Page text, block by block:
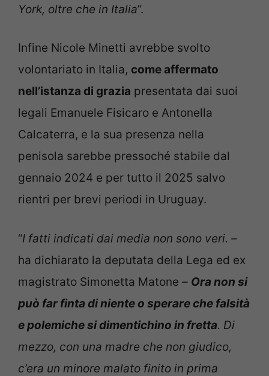
York, oltre che in Italia”.
Infine Nicole Minetti avrebbe svolto
volontariato in Italia, come affermato
nell’istanza di grazia presentata dai suoi
legali Emanuele Fisicaro e Antonella
Calcaterra, e la sua presenza nella
penisola sarebbe pressoché stabile dal
gennaio 2024 e per tutto il 2025 salvo
rientri per brevi periodi in Uruguay.
“I fatti indicati dai media non sono veri. –
ha dichiarato la deputata della Lega ed ex
magistrato Simonetta Matone – Ora non si
può far finta di niente o sperare che falsità
e polemiche si dimentichino in fretta. Di
mezzo, con una madre che non giudico,
c’era un minore malato finito in prima